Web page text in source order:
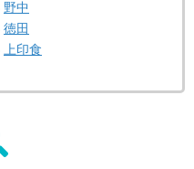
野中
徳田
上印食